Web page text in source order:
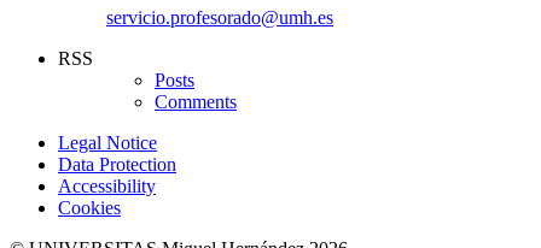
servicio.profesorado@umh.es
RSS
Posts
Comments
Legal Notice
Data Protection
Accessibility
Cookies